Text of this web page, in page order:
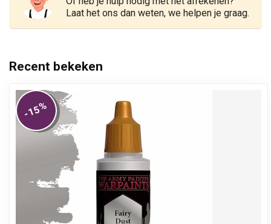
Laat het ons dan weten, we helpen je graag.
Recent bekeken
-15%